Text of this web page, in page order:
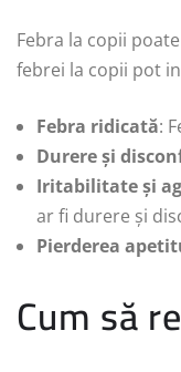
Febra la copii
febrei la copii pot
Febra ridicată:
Durere și
Iritabilitate și
ar fi durere și
Pierderea
Cum să